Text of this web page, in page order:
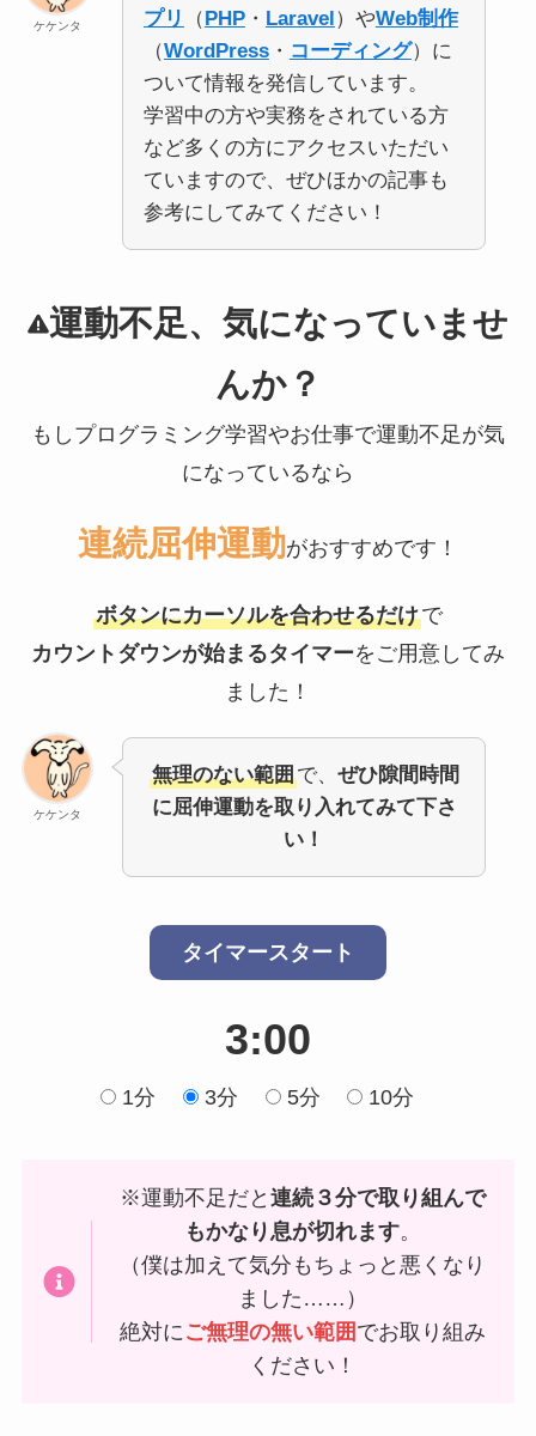
ケケンタ
プリ
（ PHP・ Laravel ）やWeb制作
（WordPress・ コーディング）に
ついて情報を発信しています。
学習中の方や実務をされている方
など多くの方にアクセスいただい
ていますので、ぜひほかの記事も
参考にしてみてください！
運動不足、気になっていませ
んか？
もしプログラミング学習やお仕事で運動不足が気
になっているなら
連続屈伸運動がおすすめです！
ボタンにカーソルを合わせるだけで
カウントダウンが始まるタイマーをご用意してみ
ました！
ケケンタ
無理のない範囲で、 ぜひ隙間時間
に屈伸運動を取り入れてみて下さ
い！
タイマースタート
3:00
1分 3分 5分 10分
※運動不足だと連続３分で取り組んで
もかなり息が切れます。
（僕は加えて気分もちょっと悪くなり
ました……）
絶対に ご無理の無い範囲 でお取り組み
ください！